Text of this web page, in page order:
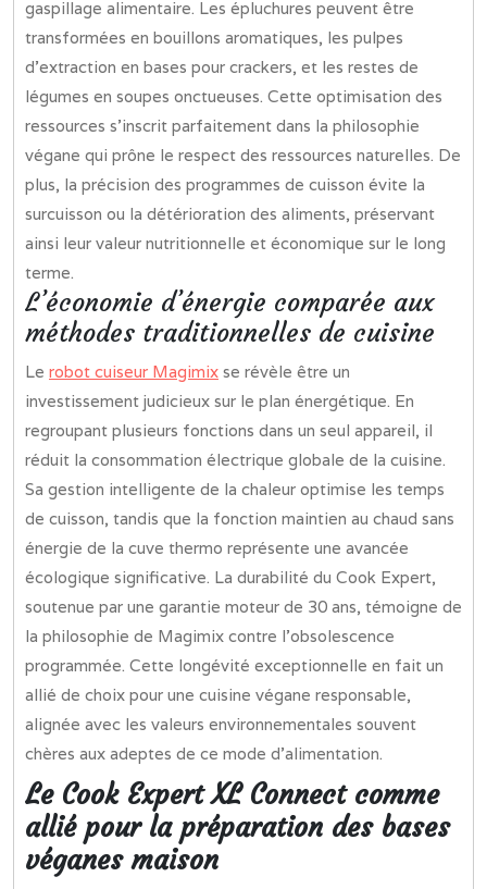
gaspillage alimentaire. Les épluchures peuvent être
transformées en bouillons aromatiques, les pulpes
d’extraction en bases pour crackers, et les restes de
légumes en soupes onctueuses. Cette optimisation des
ressources s’inscrit parfaitement dans la philosophie
végane qui prône le respect des ressources naturelles. De
plus, la précision des programmes de cuisson évite la
surcuisson ou la détérioration des aliments, préservant
ainsi leur valeur nutritionnelle et économique sur le long
terme.
L’économie d’énergie comparée aux
méthodes traditionnelles de cuisine
Le robot cuiseur Magimix se révèle être un
investissement judicieux sur le plan énergétique. En
regroupant plusieurs fonctions dans un seul appareil, il
réduit la consommation électrique globale de la cuisine.
Sa gestion intelligente de la chaleur optimise les temps
de cuisson, tandis que la fonction maintien au chaud sans
énergie de la cuve thermo représente une avancée
écologique significative. La durabilité du Cook Expert,
soutenue par une garantie moteur de 30 ans, témoigne de
la philosophie de Magimix contre l’obsolescence
programmée. Cette longévité exceptionnelle en fait un
allié de choix pour une cuisine végane responsable,
alignée avec les valeurs environnementales souvent
chères aux adeptes de ce mode d’alimentation.
Le Cook Expert XL Connect comme
allié pour la préparation des bases
véganes maison